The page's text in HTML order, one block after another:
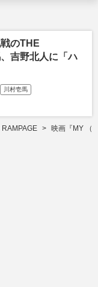
のTHE
吉野北人に「ハ
川村壱馬
RAMPAGE 映画『MY （